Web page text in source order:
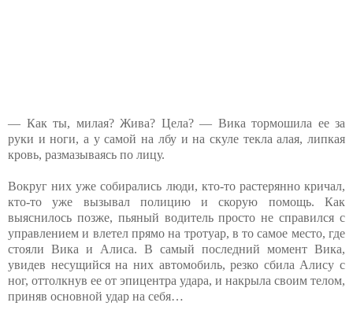
— Как ты, милая? Жива? Цела? — Вика тормошила ее за
руки и ноги, а у самой на лбу и на скуле текла алая, липкая
кровь, размазываясь по лицу.
Вокруг них уже собирались люди, кто-то растерянно кричал,
кто-то уже вызывал полицию и скорую помощь. Как
выяснилось позже, пьяный водитель просто не справился с
управлением и влетел прямо на тротуар, в то самое место, где
стояли Вика и Алиса. В самый последний момент Вика,
увидев несущийся на них автомобиль, резко сбила Алису с
ног, оттолкнув ее от эпицентра удара, и накрыла своим телом,
приняв основной удар на себя…